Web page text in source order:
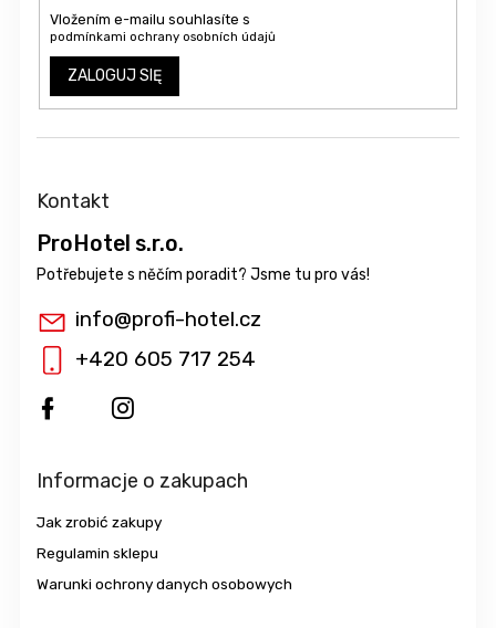
Vložením e-mailu souhlasíte s
podmínkami ochrany osobních údajů
ZALOGUJ SIĘ
Kontakt
ProHotel s.r.o.
info@profi-hotel.cz
+420 605 717 254
Informacje o zakupach
Jak zrobić zakupy
Regulamin sklepu
Warunki ochrony danych osobowych